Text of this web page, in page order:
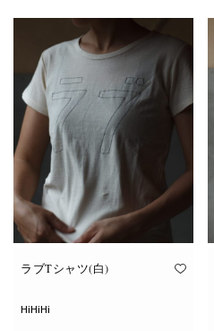
ジ
ら
選
き
ま
す
の
品
に
数
の
バ
リ
エ
ー
シ
ョ
ン
が
あ
り
ま
オ
ラブTシャツ(白)
HiHiHi